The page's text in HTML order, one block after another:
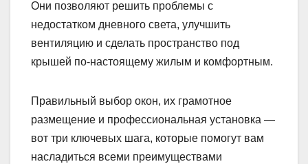
Они позволяют решить проблемы с
недостатком дневного света, улучшить
вентиляцию и сделать пространство под
крышей по-настоящему жилым и комфортным.
Правильный выбор окон, их грамотное
размещение и профессиональная установка —
вот три ключевых шага, которые помогут вам
насладиться всеми преимуществами